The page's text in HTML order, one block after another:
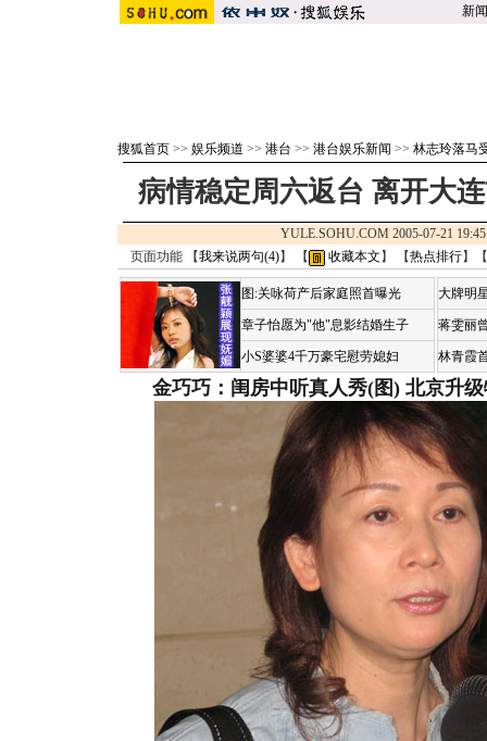
新闻
搜狐首页 >> 娱乐频道 >> 港台 >> 港台娱乐新闻 >> 林志玲落马
病情稳定周六返台 离开大
YULE.SOHU.COM 2005-07-21
页面功能 【我来说两句(4)】 【 收藏本文 】 【热点排行】【
图:关咏荷产后家庭照首曝光
章子怡愿为"他"息影结婚生子
小S婆婆4千万豪宅慰劳媳妇
大牌明
蒋雯丽
林青霞
金巧巧：闺房中听真人秀(图) 北京升